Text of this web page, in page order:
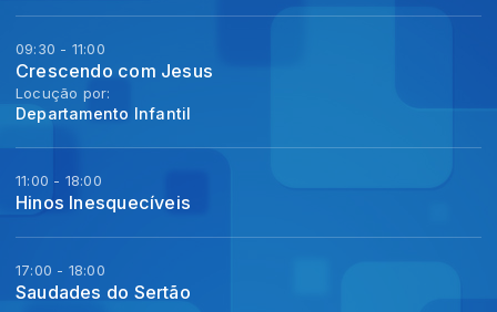
09:30 - 11:00
Crescendo com Jesus
Locução por:
Departamento Infantil
11:00 - 18:00
Hinos Inesquecíveis
17:00 - 18:00
Saudades do Sertão